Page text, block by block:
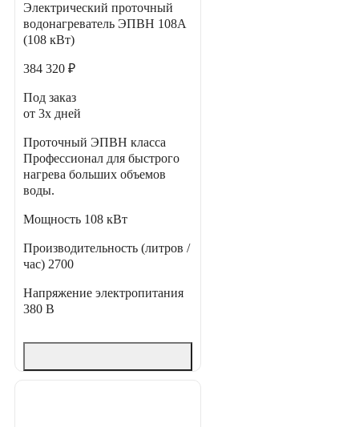
Электрический проточный
водонагреватель ЭПВН 108А
(108 кВт)
384 320 ₽
Под заказ
от 3х дней
Проточный ЭПВН класса
Профессионал для быстрого
нагрева больших объемов
воды.
Мощность 108 кВт
Производительность (литров /
час) 2700
Напряжение электропитания
380 В